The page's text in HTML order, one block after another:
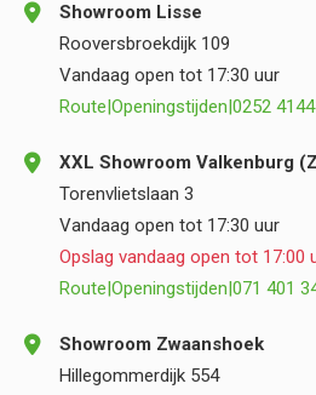
Showroom Lisse
Rooversbroekdijk 109
Vandaag open tot 17:30 uur
Route Openingstijden 0252
XXL Showroom Valkenburg
Torenvlietslaan 3
Vandaag open tot 17:30 uur
Opslag vandaag open tot 17:00
Route Openingstijden 071 401
Showroom Zwaanshoek
Hillegommerdijk 554